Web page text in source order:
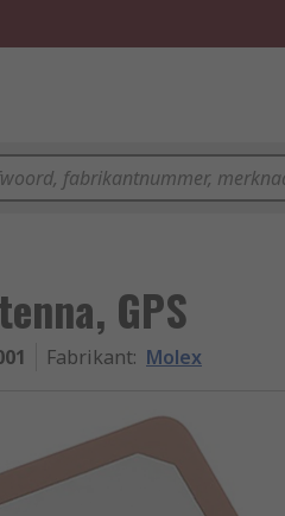
GPS
Fabrikant: Molex